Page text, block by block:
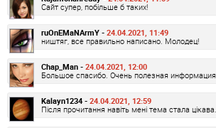
Сайт супер, побільше б таких!
ruOnEMaNArmY - 24.04.2021, 11:49
ништяг, все правильно написано. Молодец!
Chap_Man - 24.04.2021, 12:00
Большое спасибо. Очень полезная информация
Kalayn1234 - 24.04.2021, 12:59
Після прочитання навіть мені тема стала цікава.